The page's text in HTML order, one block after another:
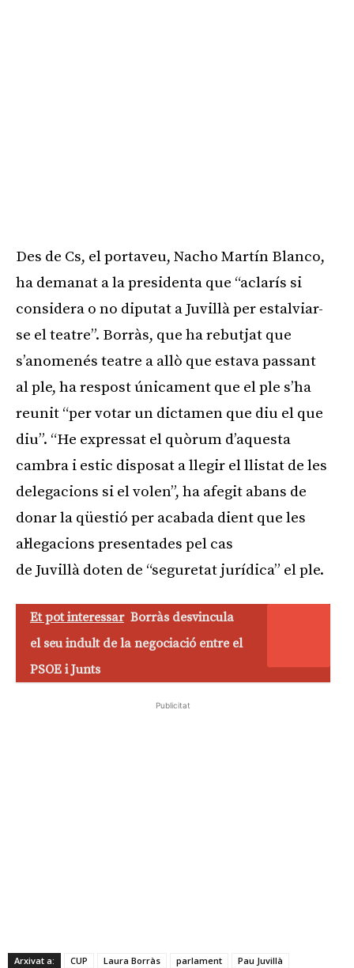
Des de Cs, el portaveu, Nacho Martín Blanco,
ha demanat a la presidenta que “aclarís si
considera o no diputat a Juvillà per estalviar-
se el teatre”. Borràs, que ha rebutjat que
s’anomenés teatre a allò que estava passant
al ple, ha respost únicament que el ple s’ha
reunit “per votar un dictamen que diu el que
diu”. “He expressat el quòrum d’aquesta
cambra i estic disposat a llegir el llistat de les
delegacions si el volen”, ha afegit abans de
donar la qüestió per acabada dient que les
al·legacions presentades pel cas
de Juvillà doten de “seguretat jurídica” el ple.
Et pot interessar Borràs desvincula
el seu indult de la negociació entre el
PSOE i Junts
Publicitat
Arxivat a: CUP Laura Borràs parlament
Pau Juvillà